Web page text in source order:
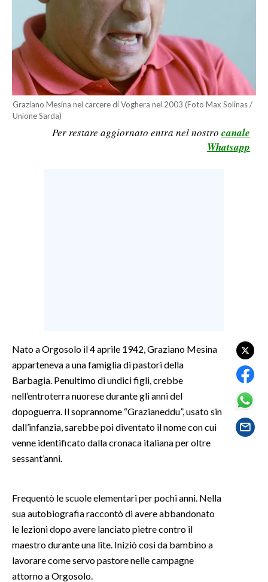
ECONOMIA
SERVIZI ALLE IMPRESE
LAVORO
BANDI
SPORT IN SARDEGNA
SPETTACOLI
GOSSIP
SARDEGNA TURISMO
SARDI NEL MONDO
EVENTI
#CARAUNIONE
3 MINUTI CON
Graziano Mesina nel carcere di Voghera nel 2003 (Foto Max Solinas /
Unione Sarda)
Per restare aggiornato entra nel nostro canale
Whatsapp
Nato a Orgosolo il 4 aprile 1942, Graziano Mesina
apparteneva a una famiglia di pastori della
Barbagia. Penultimo di undici figli, crebbe
nell’entroterra nuorese durante gli anni del
dopoguerra. Il soprannome “Grazianeddu”, usato sin
dall’infanzia, sarebbe poi diventato il nome con cui
venne identificato dalla cronaca italiana per oltre
sessant’anni.
Frequentò le scuole elementari per pochi anni. Nella
sua autobiografia raccontò di avere abbandonato
le lezioni dopo avere lanciato pietre contro il
maestro durante una lite. Iniziò così da bambino a
lavorare come servo pastore nelle campagne
attorno a Orgosolo.